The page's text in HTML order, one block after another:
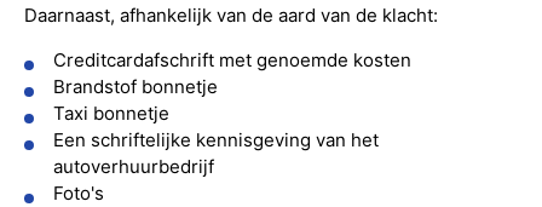
Daarnaast, afhankelijk van de aard van de klacht:
Creditcardafschrift met genoemde kosten
Brandstof bonnetje
Taxi bonnetje
Een schriftelijke kennisgeving van het
autoverhuurbedrijf
Foto's